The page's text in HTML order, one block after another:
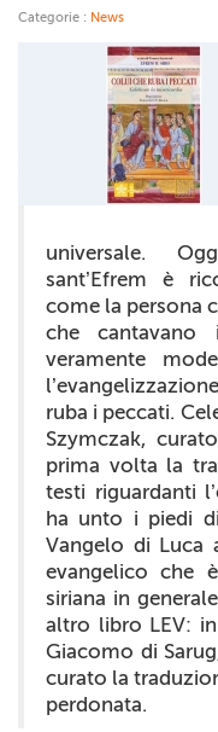
Categorie : News
universale.
sant’Efrem è
come la persona
che cantavano
veramente
ruba i peccati.
Szymczak,
prima volta la
testi riguardanti
ha unto i piedi
Vangelo di Luca
evangelico che
siriana in
altro libro LEV:
Giacomo di
curato la
perdonata.